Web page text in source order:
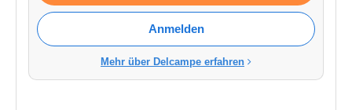
Anmelden
Mehr über Delcampe erfahren